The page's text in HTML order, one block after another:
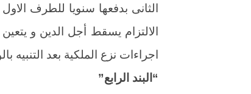
الثانى بدفعها سنويا للطرف
الالتزام يسقط أجل الدين و
اجراءات نزع الملكية بعد التنبيه
“البند الرابع”